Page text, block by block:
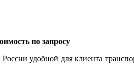
по запросу
удобной для клиента